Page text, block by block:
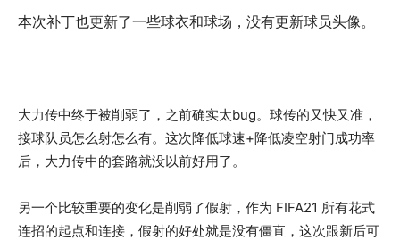
本次补丁也更新了一些球衣和球场，没有更新球员头像。
大力传中终于被削弱了，之前确实太bug。球传的又快又准，
接球队员怎么射怎么有。这次降低球速+降低凌空射门成功率
后，大力传中的套路就没以前好用了。
另一个比较重要的变化是削弱了假射，作为 FIFA21 所有花式
连招的起点和连接，假射的好处就是没有僵直，这次跟新后可